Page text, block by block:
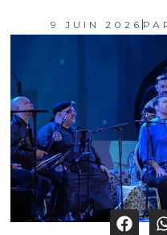
9 JUIN 2026